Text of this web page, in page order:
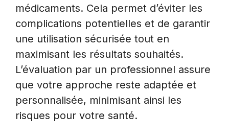
médicaments. Cela permet d’éviter les
complications potentielles et de garantir
une utilisation sécurisée tout en
maximisant les résultats souhaités.
L’évaluation par un professionnel assure
que votre approche reste adaptée et
personnalisée, minimisant ainsi les
risques pour votre santé.